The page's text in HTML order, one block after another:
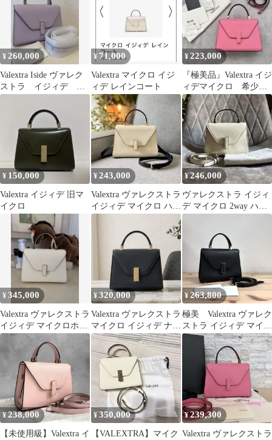
¥ 260,000
Valextra Iside ヴァレク
ストラ イジィデ マ
イクロ
¥ 71,000
Valextra マイクロ イジ
ィデ レインコート
¥223,000
『極美品』Valextra イジ
ィデマイクロ 希少カ
ラーブラッシュピンク
¥ 150,000
Valextra イジィデ 旧マ
イクロ
¥243,000
Valextra ヴァレクストラ
イジィデ マイクロ ハン
ドバッグ 2WAY
¥246,000
ヴァレクストラ イジィ
デ マイクロ 2way ハン
ド バッグ ホワイト
¥345,000
Valextra ヴァレクストラ
イジィデ マイクロホワ
イト
¥320,000
Valextra ヴァレクストラ
マイクロ イジィデ ナイ
トブルー
¥263,800
極美 Valextra ヴァレク
ストラ イジィデ マイク
ロ 2way バッグ 黒
¥238,000
【未使用級】Valextra イ
¥350,000
【VALEXTRA】マイク
¥239,300
Valextra ヴァレクストラ